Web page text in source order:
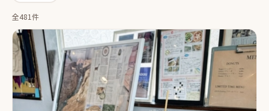
全481件